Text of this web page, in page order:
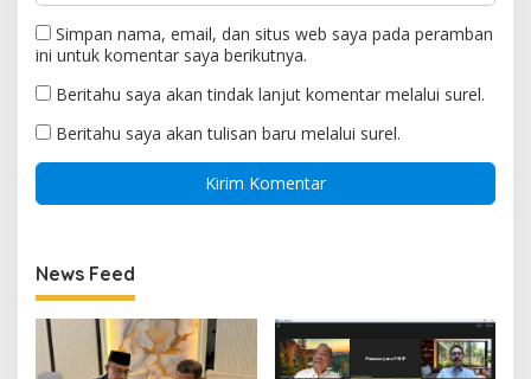
Simpan nama, email, dan situs web saya pada peramban
ini untuk komentar saya berikutnya.
Beritahu saya akan tindak lanjut komentar melalui surel.
Beritahu saya akan tulisan baru melalui surel.
News Feed